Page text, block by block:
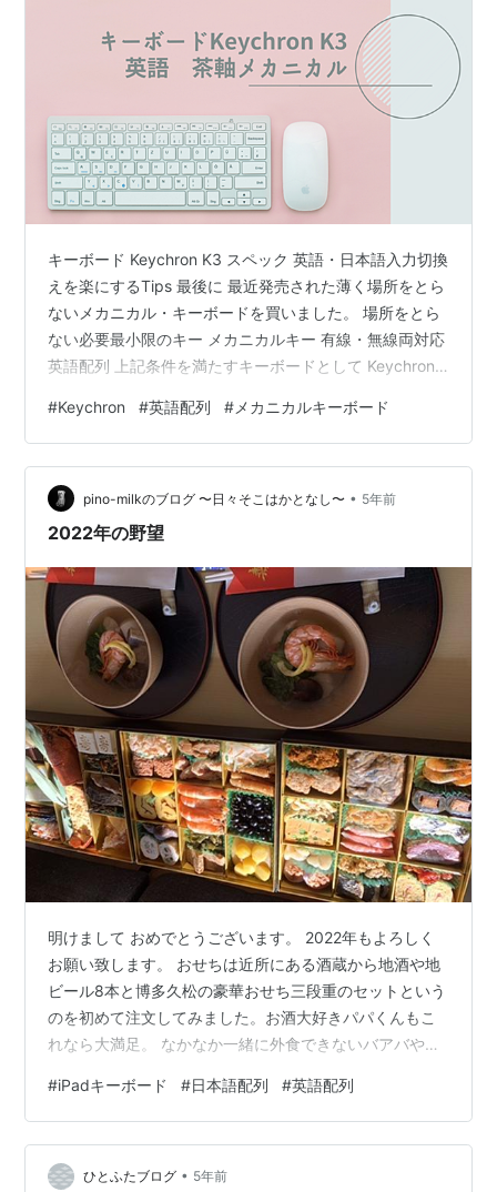
キーボード Keychron K3 スペック 英語・日本語入力切換
えを楽にするTips 最後に 最近発売された薄く場所をとら
ないメカニカル・キーボードを買いました。 場所をとら
ない必要最小限のキー メカニカルキー 有線・無線両対応
英語配列 上記条件を満たすキーボードとして Keychron
茶軸と３つキータッチ感触を選べるロープロファイルの
オプティカルスイッチを採用したキーボードです。今回
は茶軸・英語配列を選びましたが、もちろん日本語配列
もありますので、ユーザーとしては選択肢が多く自分に
合ったものを選ぶことが可能です。 キーボード Key…
#Keychron #英語配列 # メカニカルキーボード
pino-milkのブログ 〜日々そこはかとなし〜 • 5年前
2022年の野望
明けまして おめでとうございます。 2022年もよろしく
お願い致します。 おせちは近所にある酒蔵から地酒や地
ビール8本と博多久松の豪華おせち三段重のセットという
のを初めて注文してみました。お酒大好きパパくんもこ
れなら大満足。 なかなか一緒に外食できないバアバやジ
セットを送りました。 お雑煮は福岡市西区にある料亭
『とり市』の雑煮セット。おせちのお返しにとバアバ達
が送ってくれました。博多雑煮はあごだしのつゆに鶏肉
とブリが絶対入ってます。 ふぅ〜。朝からお腹いっぱ
#iPadキーボード #日本語配列 #英語配列
ひとふたブログ • 5年前